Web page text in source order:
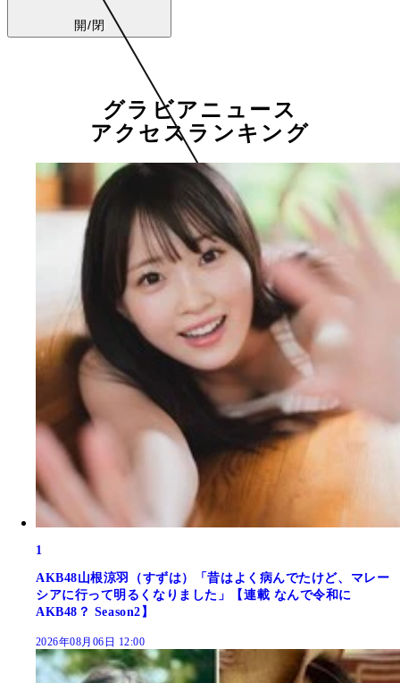
開/閉
グラビアニュース
アクセスランキング
1
AKB48山根涼羽（すずは）「昔はよく病んでたけど、マレー
シアに行って明るくなりました」【連載 なんで令和に
AKB48？ Season2】
2026年08月06日 12:00